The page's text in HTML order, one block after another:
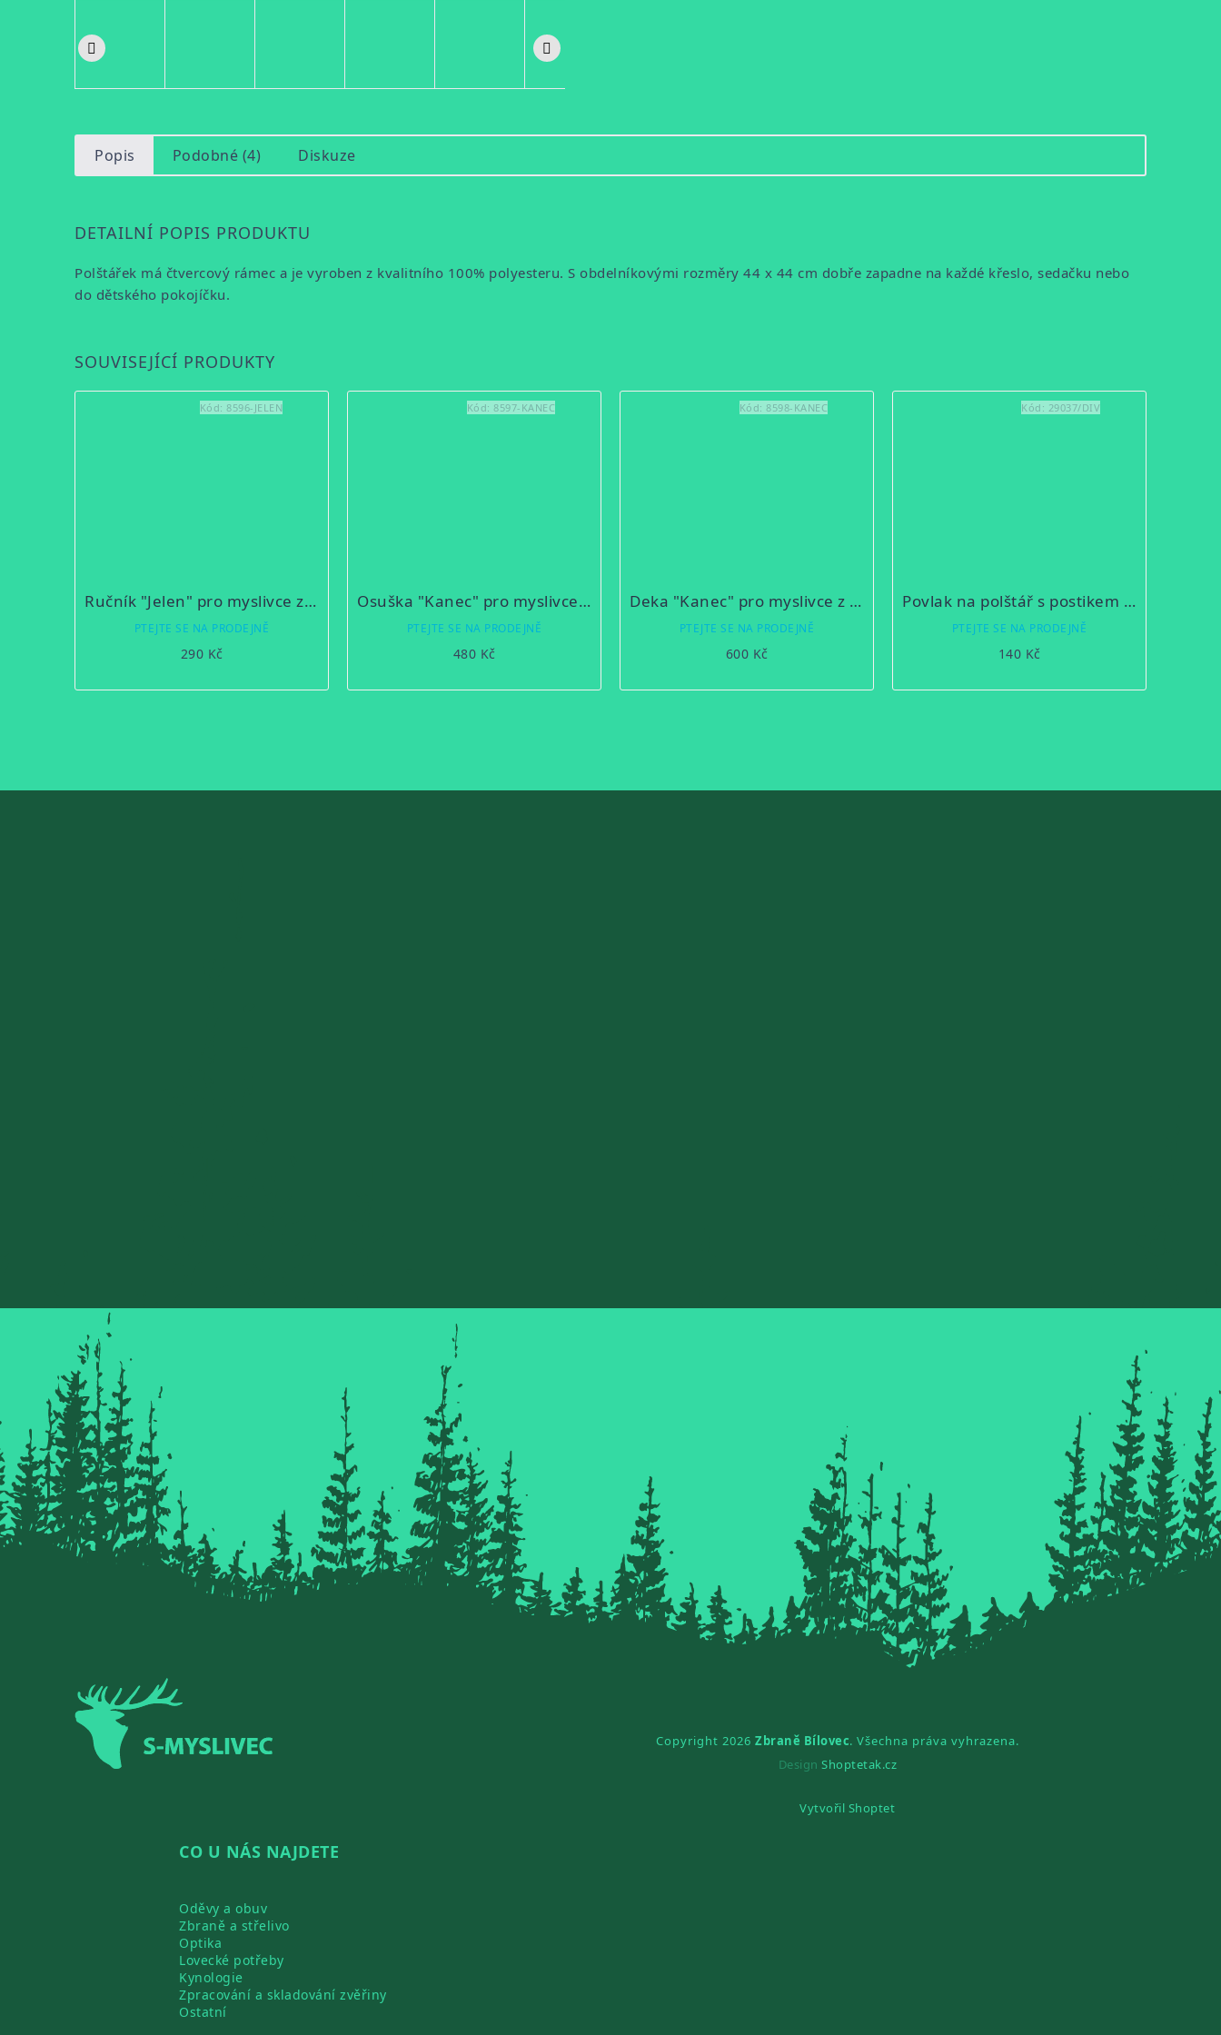
Popis Podobné (4) Diskuze
DETAILNÍ POPIS PRODUKTU
Polštářek má čtvercový rámec a je vyroben z kvalitního 100% polyesteru. S obdelníkovými rozměry 44 x 44 cm dobře zapadne na každé křeslo, sedačku nebo
do dětského pokojíčku.
SOUVISEJÍCÍ PRODUKTY
Ručník "Jelen" pro myslivce z mikrobavlny SLEEP WELL® - 50x100 cm
PTEJTE SE NA PRODEJNĚ
290 Kč
Kód: 8596-JELEN
Osuška "Kanec" pro myslivce z mikrobavlny SLEEP WELL® - 70x140 cm
PTEJTE SE NA PRODEJNĚ
480 Kč
Kód: 8597-KANEC
Deka "Kanec" pro myslivce z mikroflanelu SLEEP WELL® - 150x200cm
PTEJTE SE NA PRODEJNĚ
600 Kč
Kód: 8598-KANEC
Povlak na polštář s postikem 40x40
PTEJTE SE NA PRODEJNĚ
140 Kč
Kód: 29037/DIV
CO U NÁS NAJDETE
Oděvy a obuv
Zbraně a střelivo
Optika
Lovecké potřeby
Kynologie
Zpracování a skladování zvěřiny
Ostatní
Copyright 2026 Zbraně Bílovec. Všechna práva vyhrazena.
DesignShoptetak.cz
Vytvořil Shoptet